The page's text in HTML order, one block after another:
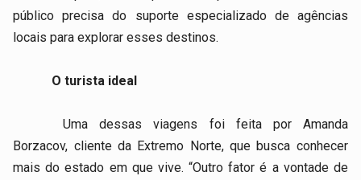
público precisa do suporte especializado de agências
locais para explorar esses destinos.
O turista ideal
Uma dessas viagens foi feita por Amanda
Borzacov, cliente da Extremo Norte, que busca conhecer
mais do estado em que vive. “Outro fator é a vontade de